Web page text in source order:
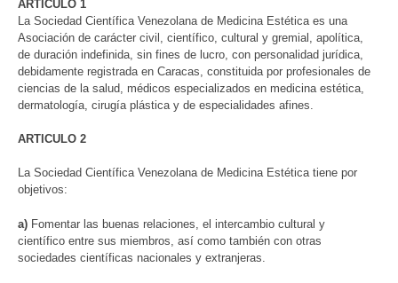
ARTICULO 1
La Sociedad Científica Venezolana de Medicina Estética es una
Asociación de carácter civil, científico, cultural y gremial, apolítica,
de duración indefinida, sin fines de lucro, con personalidad jurídica,
debidamente registrada en Caracas, constituida por profesionales de
ciencias de la salud, médicos especializados en medicina estética,
dermatología, cirugía plástica y de especialidades afines.
ARTICULO 2
La Sociedad Científica Venezolana de Medicina Estética tiene por
objetivos:
a) Fomentar las buenas relaciones, el intercambio cultural y
científico entre sus miembros, así como también con otras
sociedades científicas nacionales y extranjeras.